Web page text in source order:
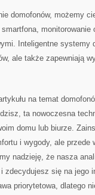
domofonów, możemy
Inteligentne systemy
‌ale ⁢także⁢ zapewniają
na temat
ta nowoczesna
⁣domu ⁤lub biurze.
i wygody, ‌ale przede
nadzieję, że nasza
zdecydujesz się‍ na ⁤jego
priorytetowa, ‍dlatego